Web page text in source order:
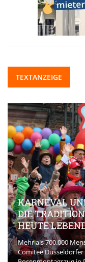
TEXTANZEIGE
KARNEVAL
DIE
HEUTE
Mehr als 700.000
Comitee